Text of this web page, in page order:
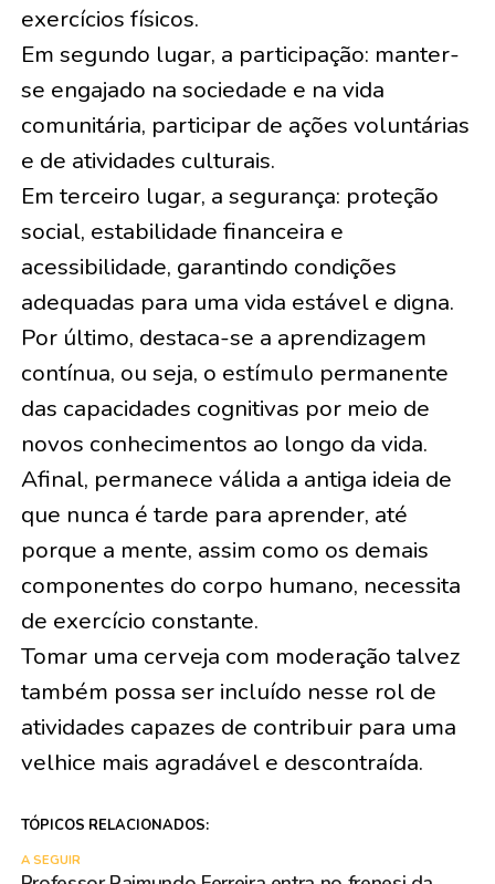
exercícios físicos.
Em segundo lugar, a participação: manter-
se engajado na sociedade e na vida
comunitária, participar de ações voluntárias
e de atividades culturais.
Em terceiro lugar, a segurança: proteção
social, estabilidade financeira e
acessibilidade, garantindo condições
adequadas para uma vida estável e digna.
Por último, destaca-se a aprendizagem
contínua, ou seja, o estímulo permanente
das capacidades cognitivas por meio de
novos conhecimentos ao longo da vida.
Afinal, permanece válida a antiga ideia de
que nunca é tarde para aprender, até
porque a mente, assim como os demais
componentes do corpo humano, necessita
de exercício constante.
Tomar uma cerveja com moderação talvez
também possa ser incluído nesse rol de
atividades capazes de contribuir para uma
velhice mais agradável e descontraída.
TÓPICOS RELACIONADOS:
A SEGUIR